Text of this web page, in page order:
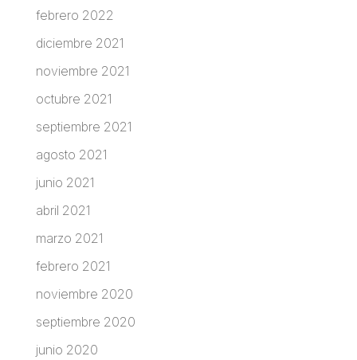
febrero 2022
diciembre 2021
noviembre 2021
octubre 2021
septiembre 2021
agosto 2021
junio 2021
abril 2021
marzo 2021
febrero 2021
noviembre 2020
septiembre 2020
junio 2020